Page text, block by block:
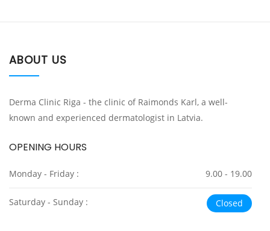
ABOUT US
Derma Clinic Riga - the clinic of Raimonds Karl, a well-
known and experienced dermatologist in Latvia.
OPENING HOURS
Monday - Friday : 9.00 - 19.00
Saturday - Sunday : Closed